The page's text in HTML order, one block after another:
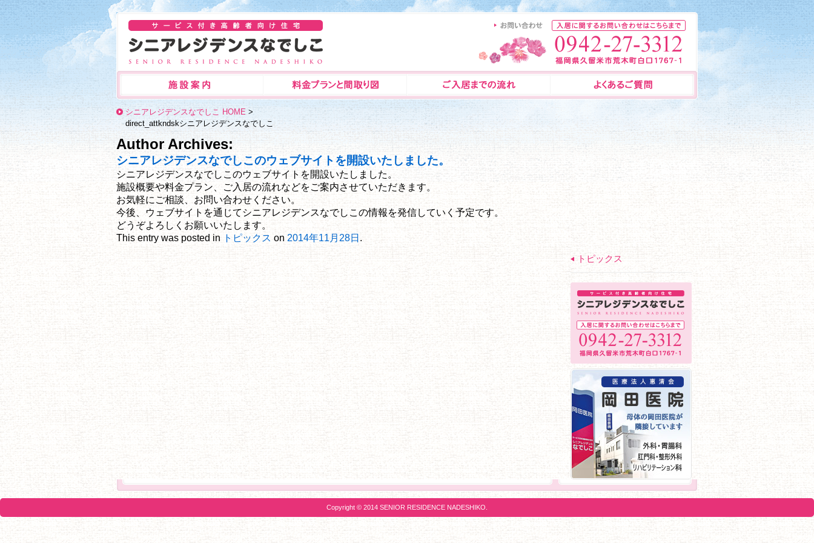
シニアレジデンスなでしこ HOME >
direct_attkndskシニアレジデンスなでしこ
Author Archives:
シニアレジデンスなでしこのウェブサイトを開設いたしました。
シニアレジデンスなでしこのウェブサイトを開設いたしました。
施設概要や料金プラン、ご入居の流れなどをご案内させていただきます。
お気軽にご相談、お問い合わせください。
今後、ウェブサイトを通じてシニアレジデンスなでしこの情報を発信していく予定です。
どうぞよろしくお願いいたします。
This entry was posted in トピックス on 2014年11月28日 .
トピックス
Copyright © 2014 SENIOR RESIDENCE NADESHIKO.